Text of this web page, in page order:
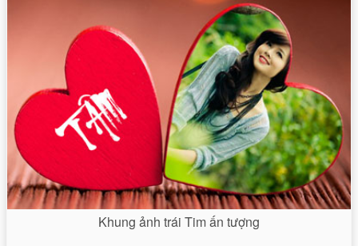
Khung ảnh trái Tim ấn tượng